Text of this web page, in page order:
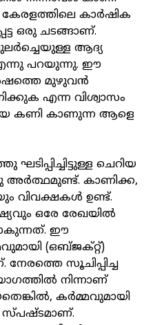
കാർഷിക
ഒരു ചടങ്ങാണ്.
ആദ്യ
പറയുന്നു. ഈ
മുഴുവൻ
എന്ന വിശ്വാസം
കണി കാണുന്ന ആളെ
ചെറിയ
അർത്ഥമുണ്ട്. കാണിക്ക,
വിവക്ഷകൾ ഉണ്ട്.
ഒരേ രേഖയിൽ
ഈ
(ഒബ്ജക്റ്റ്)
നേരത്തെ സൂചിപ്പിച്ച
നിന്നാണ്
കർമ്മവുമായി
സ്പഷ്ടമാണ്.